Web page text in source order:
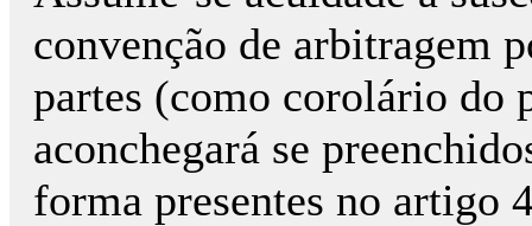
convenção de arbitragem
partes (como corolário do
aconchegará se
forma presentes no artigo